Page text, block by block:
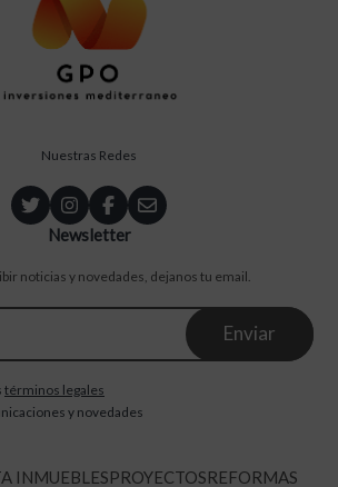
Nuestras Redes
Newsletter
noticias y novedades, dejanos tu email.
términos legales
y novedades
INMUEBLESPROYECTOSREFORMAS